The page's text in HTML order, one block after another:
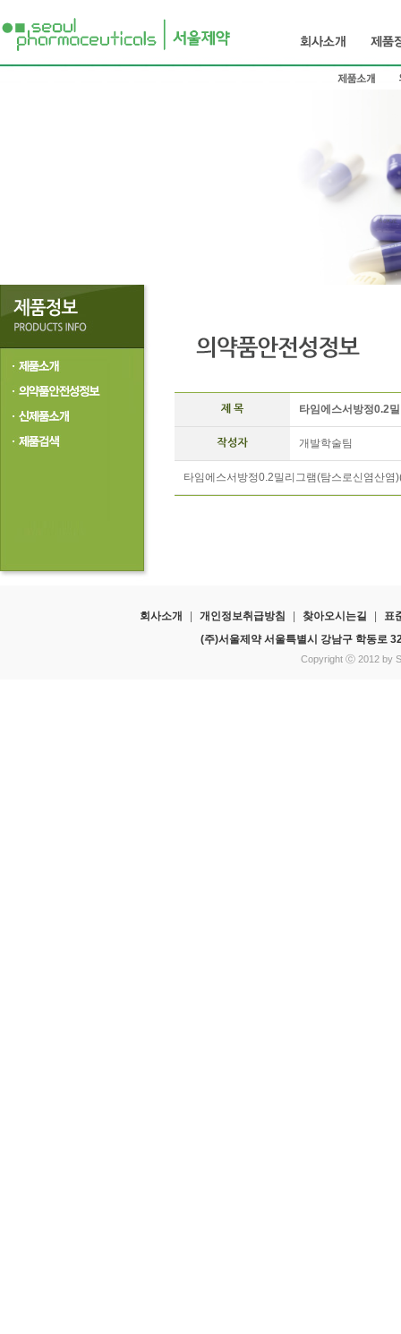
타임에스서방정0.2
개발학술팀
타임에스서방정0.2밀리그램(탐스로신염산
회사소개 개인정보취급방침 찾아오시는길
표
(주)서울제약 서울특별시 강남구 학동로
Copyright ⓒ 2012 by